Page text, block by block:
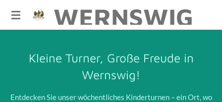
Zum
WERNSWIG
Kleine Turner, Große Freude in
Wernswig!
Entdecken Sie unser wöchentliches Kinderturnen – ein Ort, wo